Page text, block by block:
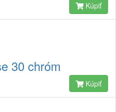
Kúpiť
30 chróm
Kúpiť